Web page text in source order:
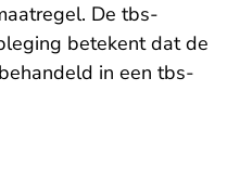
De tbs-
betekent dat de
in een tbs-